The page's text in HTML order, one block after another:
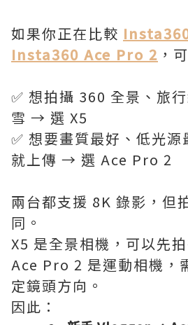
如果你正在比較
Insta360 Ace Pro 2 ，
✅ 想拍攝 360 全景、旅
雪 → 選 X5
✅ 想要畫質最好、低光源
就上傳 → 選 Ace Pro 2
兩台都支援 8K 錄影，但
同。
X5 是全景相機，可以先拍
Ace Pro 2 是運動相機，
定鏡頭方向。
因此：